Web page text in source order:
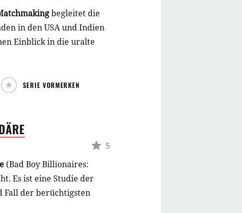
begleitet die
in den USA und Indien
Einblick in die uralte
SERIE VORMERKEN
5
(Bad Boy Billionaires:
Es ist eine Studie der
Fall der berüchtigsten